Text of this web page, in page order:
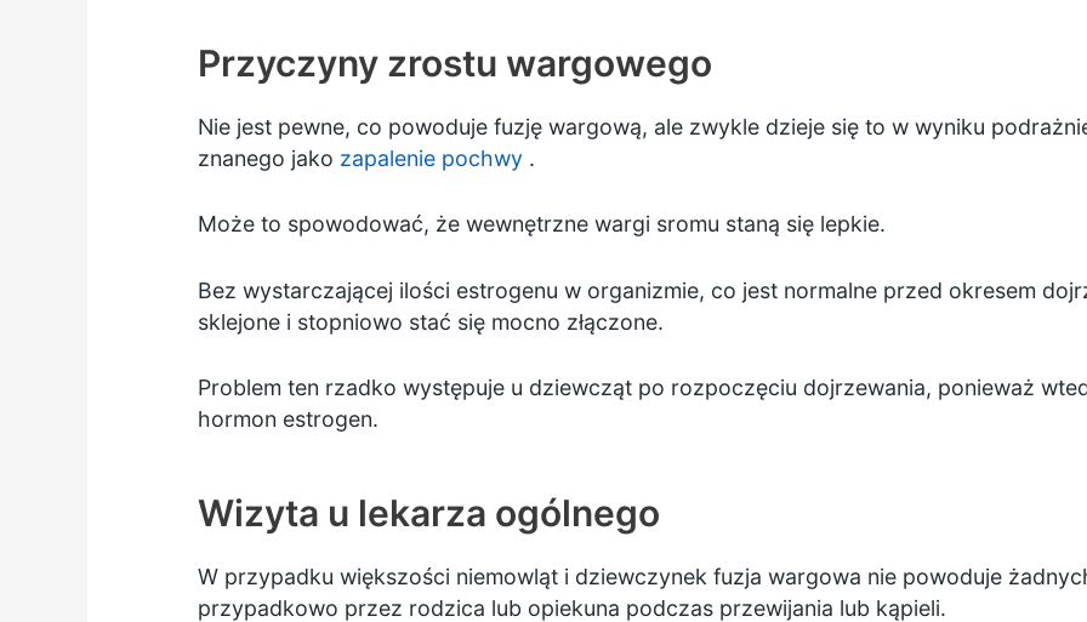
Przyczyny zrostu wargowego
Nie jest pewne, co powoduje fuzję wargową, ale zwykle dzieje się to w wyniku
znanego jako zapalenie pochwy.
Może to spowodować, że wewnętrzne wargi sromu staną się lepkie.
Bez wystarczającej ilości estrogenu w organizmie, co jest normalne przed okresem
sklejone i stopniowo stać się mocno złączone.
Problem ten rzadko występuje u dziewcząt po rozpoczęciu dojrzewania, ponieważ
hormon estrogen.
Wizyta u lekarza ogólnego
W przypadku większości niemowląt i dziewczynek fuzja wargowa nie powoduje
przypadkowo przez rodzica lub opiekuna podczas przewijania lub kąpieli.